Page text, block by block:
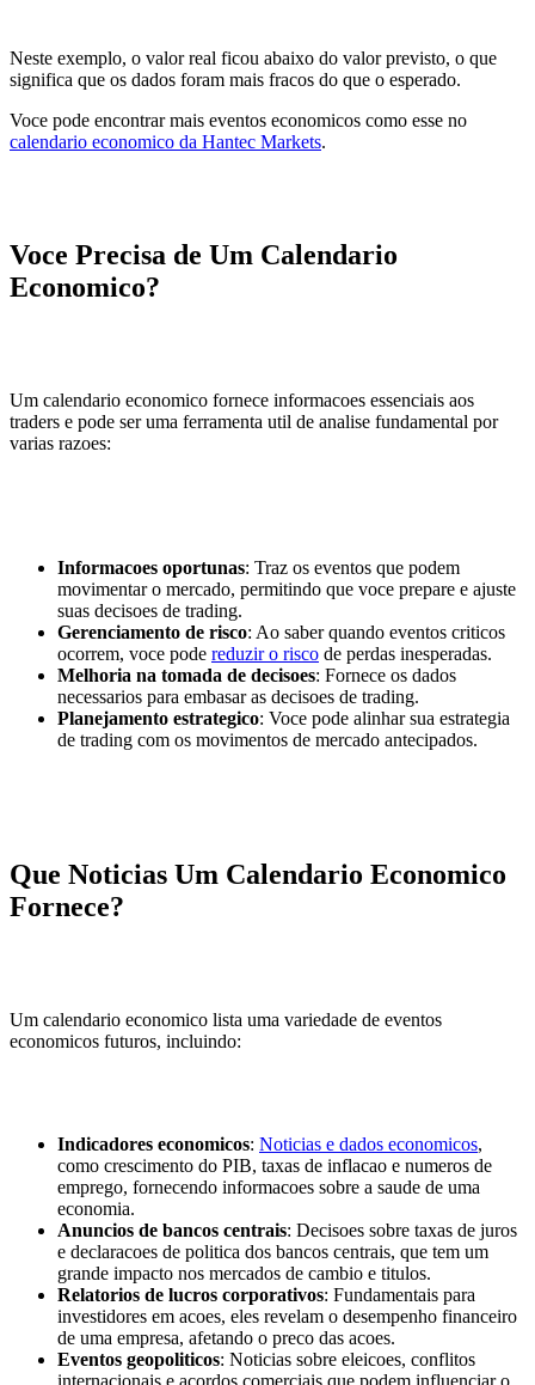
Neste exemplo, o valor real ficou abaixo do valor previsto, o que
significa que os dados foram mais fracos do que o esperado.
Voce pode encontrar mais eventos economicos como esse no
calendario economico da Hantec Markets.
Voce Precisa de Um Calendario
Economico?
Um calendario economico fornece informacoes essenciais aos
traders e pode ser uma ferramenta util de analise fundamental por
varias razoes:
Informacoes oportunas: Traz os eventos que podem
movimentar o mercado, permitindo que voce prepare e ajuste
suas decisoes de trading.
Gerenciamento de risco: Ao saber quando eventos criticos
ocorrem, voce pode reduzir o risco de perdas inesperadas.
Melhoria na tomada de decisoes: Fornece os dados
necessarios para embasar as decisoes de trading.
Planejamento estrategico: Voce pode alinhar sua estrategia
de trading com os movimentos de mercado antecipados.
Que Noticias Um Calendario Economico
Fornece?
Um calendario economico lista uma variedade de eventos
economicos futuros, incluindo:
Indicadores economicos: Noticias e dados economicos,
como crescimento do PIB, taxas de inflacao e numeros de
emprego, fornecendo informacoes sobre a saude de uma
economia.
Anuncios de bancos centrais: Decisoes sobre taxas de juros
e declaracoes de politica dos bancos centrais, que tem um
grande impacto nos mercados de cambio e titulos.
Relatorios de lucros corporativos: Fundamentais para
investidores em acoes, eles revelam o desempenho financeiro
de uma empresa, afetando o preco das acoes.
Eventos geopoliticos: Noticias sobre eleicoes, conflitos
internacionais e acordos comerciais que podem influenciar o